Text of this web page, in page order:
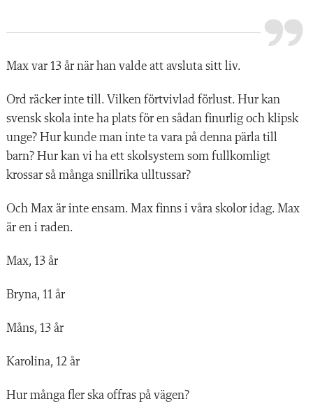
Max var 13 år när han valde att avsluta sitt liv.
Ord räcker inte till. Vilken förtvivlad förlust. Hur kan
svensk skola inte ha plats för en sådan finurlig och klipsk
unge? Hur kunde man inte ta vara på denna pärla till
barn? Hur kan vi ha ett skolsystem som fullkomligt
krossar så många snillrika ulltussar?
Och Max är inte ensam. Max finns i våra skolor idag. Max
är en i raden.
Max, 13 år
Bryna, 11 år
Måns, 13 år
Karolina, 12 år
Hur många fler ska offras på vägen?